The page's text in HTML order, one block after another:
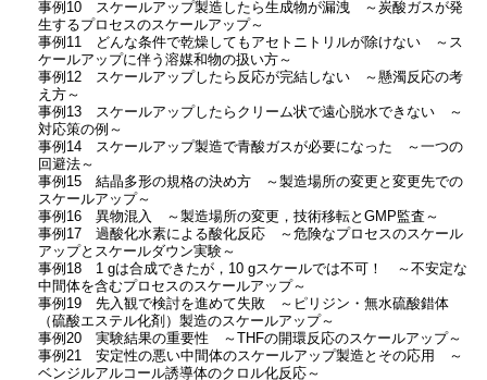
事例10 スケールアップ製造したら生成物が漏洩 ～炭酸ガスが発
生するプロセスのスケールアップ～
事例11 どんな条件で乾燥してもアセトニトリルが除けない ～ス
ケールアップに伴う溶媒和物の扱い方～
事例12 スケールアップしたら反応が完結しない ～懸濁反応の考
え方～
事例13 スケールアップしたらクリーム状で遠心脱水できない ～
対応策の例～
事例14 スケールアップ製造で青酸ガスが必要になった ～一つの
回避法～
事例15 結晶多形の規格の決め方 ～製造場所の変更と変更先での
スケールアップ～
事例16 異物混入 ～製造場所の変更，技術移転とGMP監査～
事例17 過酸化水素による酸化反応 ～危険なプロセスのスケール
アップとスケールダウン実験～
事例18 1 gは合成できたが，10 gスケールでは不可！ ～不安定な
中間体を含むプロセスのスケールアップ～
事例19 先入観で検討を進めて失敗 ～ピリジン・無水硫酸錯体
（硫酸エステル化剤）製造のスケールアップ～
事例20 実験結果の重要性 ～THFの開環反応のスケールアップ～
事例21 安定性の悪い中間体のスケールアップ製造とその応用 ～
ベンジルアルコール誘導体のクロル化反応～